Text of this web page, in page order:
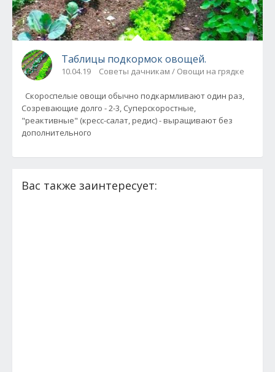
Таблицы подкормок овощей.
10.04.19 Советы дачникам / Овощи на грядке
Скороспелые овощи обычно подкармливают один раз,
Созревающие долго - 2-3, Суперскоростные,
"реактивные" (кресс-салат, редис) - выращивают без
дополнительного
Вас также заинтересует: